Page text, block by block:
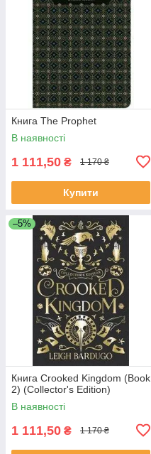
Книга The Prophet
В наявності
1 111,50 ₴ 1 170 ₴
Купити
–5%
Книга Crooked Kingdom (Book
2) (Collector's Edition)
В наявності
1 111,50 ₴ 1 170 ₴